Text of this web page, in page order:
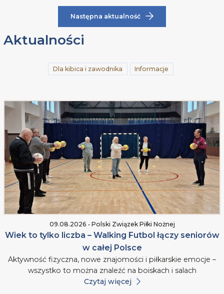
Następna aktualność
Aktualności
Dla kibica i zawodnika Informacje
09.08.2026 • Polski Związek Piłki Nożnej
Wiek to tylko liczba – Walking Futbol łączy seniorów
w całej Polsce
Aktywność fizyczna, nowe znajomości i piłkarskie emocje –
wszystko to można znaleźć na boiskach i salach
Czytaj więcej